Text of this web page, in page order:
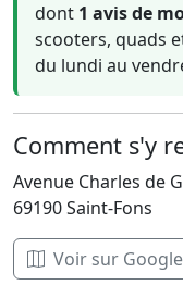
dont 1 avis de
scooters, quads
du lundi au
Comment s'y
Avenue Charles de
69190 Saint-Fons
Voir sur